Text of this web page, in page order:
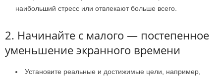
наибольший стресс или отвлекают больше всего.
2. Начинайте с малого — постепенное
уменьшение экранного времени
Установите реальные и достижимые цели, например,